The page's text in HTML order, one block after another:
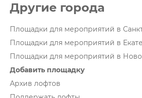
Другие города
Площадки для мероприятий в
Площадки для мероприятий в
Площадки для мероприятий в
Добавить площадку
Архив лофтов